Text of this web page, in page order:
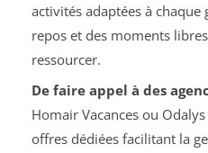
activités adaptées à
repos et des moments
ressourcer.
De faire appel à des
Homair Vacances ou
offres dédiées facilitant la